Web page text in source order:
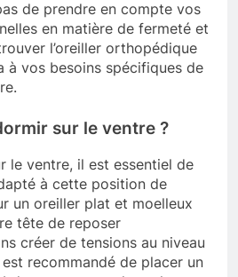
de prendre en compte vos
en matière de fermeté et
l’oreiller orthopédique
à vos besoins spécifiques de
sur le ventre ?
le ventre, il est essentiel de
à cette position de
un oreiller plat et moelleux
tête de reposer
créer de tensions au niveau
recommandé de placer un